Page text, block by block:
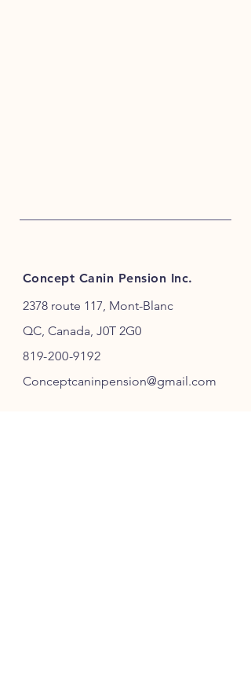
Concept Canin Pension Inc.
2378 route 117, Mont-Blanc
QC, Canada, J0T 2G0
819-200-9192
Conceptcaninpension@gmail.com